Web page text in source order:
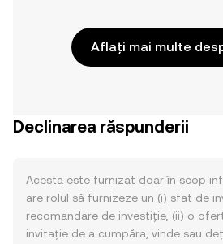
Aflați mai multe
Declinarea răspunderii
Acesta este furnizat doar în scop
are rolul să furnizeze un (i) sfat de
recomandare de investiție, (ii) o
invitație de a cumpăra, vinde sau